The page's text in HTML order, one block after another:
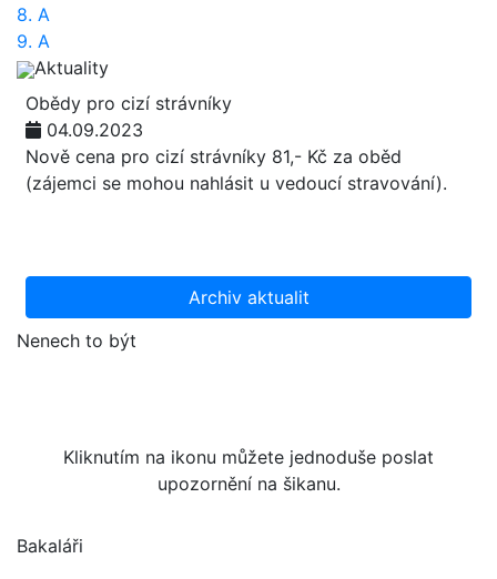
8. A
9. A
Aktuality
Obědy pro cizí strávníky
04.09.2023
Nově cena pro cizí strávníky 81,- Kč za oběd
(zájemci se mohou nahlásit u vedoucí stravování).
Archiv aktualit
Nenech to být
Kliknutím na ikonu můžete jednoduše poslat
upozornění na šikanu.
Bakaláři